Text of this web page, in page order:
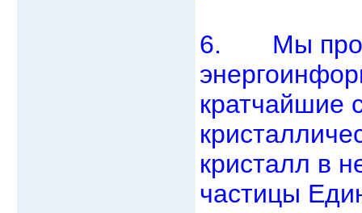
6. Мы
кратчайшие
кристалл в
частицы